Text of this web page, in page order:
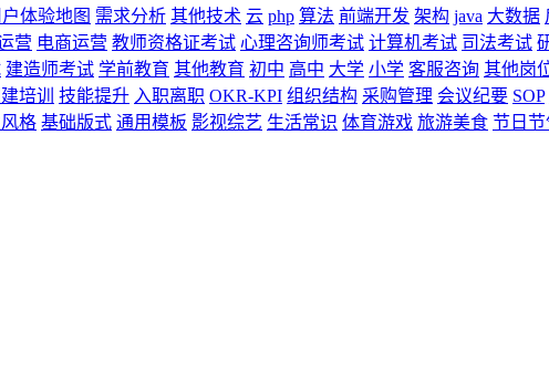
体验地图 需求分析 其他技术 云 php 算法 前端开发 架构 java 大数据
营 电商运营 教师资格证考试 心理咨询师考试 计算机考试 司法考试
建造师考试 学前教育 其他教育 初中 高中 大学 小学 客服咨询 其他岗
培训 技能提升 入职离职 OKR-KPI 组织结构 采购管理 会议纪要 SOP
格 基础版式 通用模板 影视综艺 生活常识 体育游戏 旅游美食 节日节